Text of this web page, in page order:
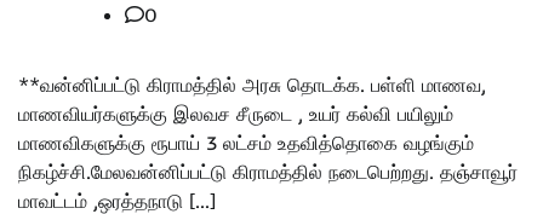
0
**வன்னிப்பட்டு கிராமத்தில் அரசு தொடக்க. பள்ளி மாணவ,
மாணவியர்களுக்கு இலவச சீருடை , உயர் கல்வி பயிலும்
மாணவிகளுக்கு ரூபாய் 3 லட்சம் உதவித்தொகை வழங்கும்
நிகழ்ச்சி.மேலவன்னிப்பட்டு கிராமத்தில் நடைபெற்றது. தஞ்சாவூர்
மாவட்டம் ,ஒரத்தநாடு […]